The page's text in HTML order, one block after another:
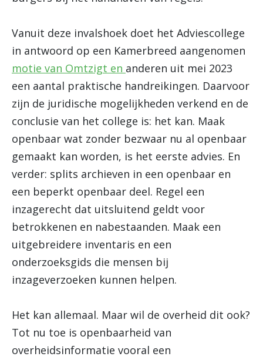
Vanuit deze invalshoek doet het Adviescollege
in antwoord op een Kamerbreed aangenomen
motie van Omtzigt en anderen uit mei 2023
een aantal praktische handreikingen. Daarvoor
zijn de juridische mogelijkheden verkend en de
conclusie van het college is: het kan. Maak
openbaar wat zonder bezwaar nu al openbaar
gemaakt kan worden, is het eerste advies. En
verder: splits archieven in een openbaar en
een beperkt openbaar deel. Regel een
inzagerecht dat uitsluitend geldt voor
betrokkenen en nabestaanden. Maak een
uitgebreidere inventaris en een
onderzoeksgids die mensen bij
inzageverzoeken kunnen helpen.
Het kan allemaal. Maar wil de overheid dit ook?
Tot nu toe is openbaarheid van
overheidsinformatie vooral een